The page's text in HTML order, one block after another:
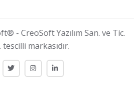
- CreoSoft Yazılım San. ve Tic.
tescilli markasıdır.